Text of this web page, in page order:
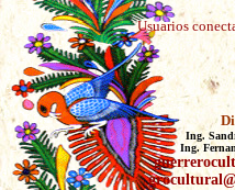
Usuarios
Ing.
Ing.